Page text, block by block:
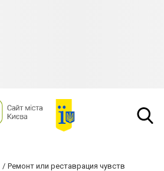
Ремонт или реставрация чувств